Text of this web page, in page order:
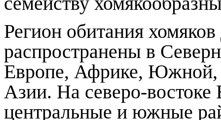
Регион обитания
распространены в
Европе, Африке, Южной,
Азии. На северо-востоке
центральные и южные